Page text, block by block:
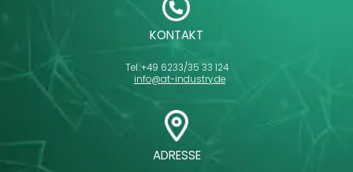
KONTAKT
Tel.:+49 6233/35 33 124
info@at-industry.de
ADRESSE